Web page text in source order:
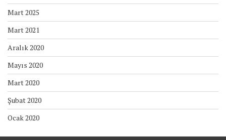
Mart 2025
Mart 2021
Aralık 2020
Mayıs 2020
Mart 2020
Şubat 2020
Ocak 2020